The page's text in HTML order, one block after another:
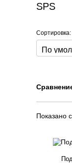
SPS
Сортировка:
Показано